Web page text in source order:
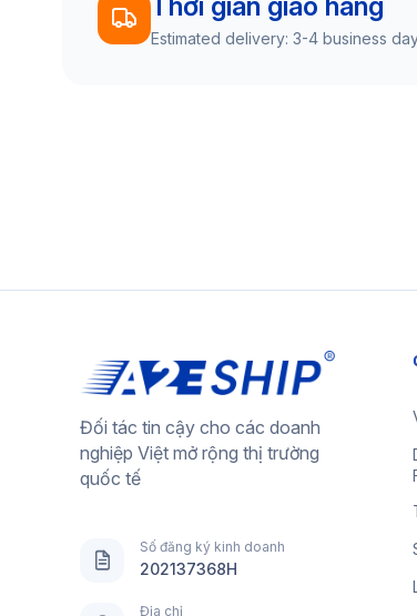
Estimated delivery: 3-4 business
Đối tác tin cậy cho các doanh
nghiệp Việt mở rộng thị trường
quốc tế
Số đăng ký kinh doanh
202137368H
Địa chỉ